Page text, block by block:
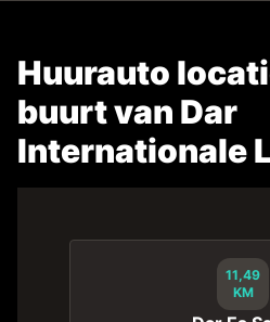
Huurauto
buurt van Dar
Internationale
11,49
KM